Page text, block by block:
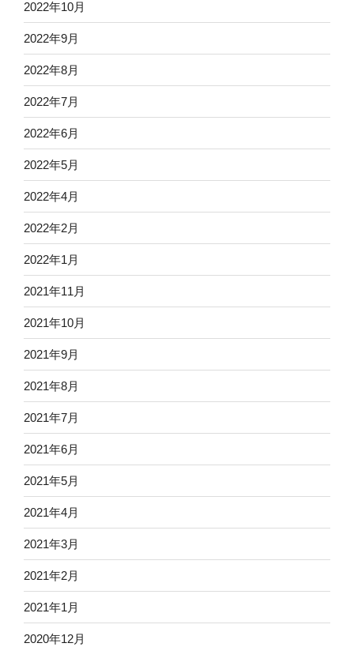
2022年10月
2022年9月
2022年8月
2022年7月
2022年6月
2022年5月
2022年4月
2022年2月
2022年1月
2021年11月
2021年10月
2021年9月
2021年8月
2021年7月
2021年6月
2021年5月
2021年4月
2021年3月
2021年2月
2021年1月
2020年12月